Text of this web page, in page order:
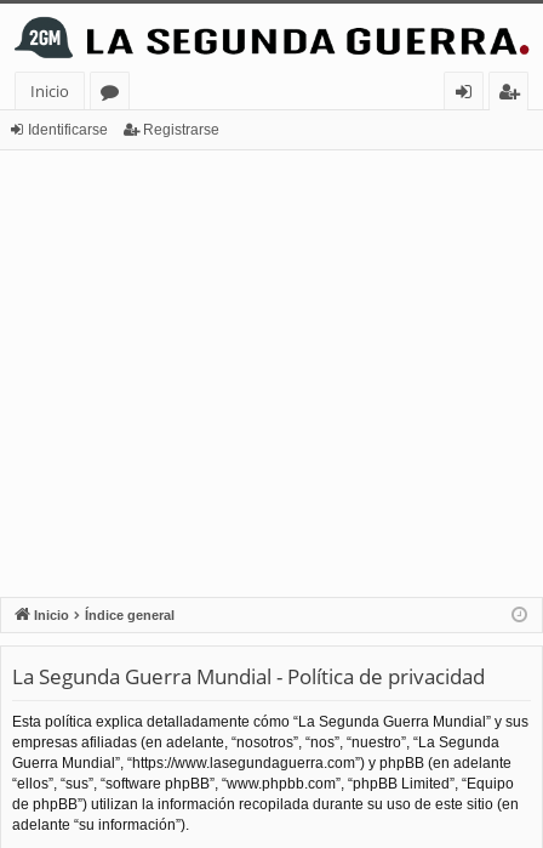
Inicio
or
Identificarse Registrarse
Inicio Índice general
La Segunda Guerra Mundial - Política de privacidad
Esta política explica detalladamente cómo “La Segunda Guerra Mundial” y sus
empresas afiliadas (en adelante, “nosotros”, “nos”, “nuestro”, “La Segunda
Guerra Mundial”, “https://www.lasegundaguerra.com”) y phpBB (en adelante
“ellos”, “sus”, “software phpBB”, “www.phpbb.com”, “phpBB Limited”, “Equipo
de phpBB”) utilizan la información recopilada durante su uso de este sitio (en
adelante “su información”).